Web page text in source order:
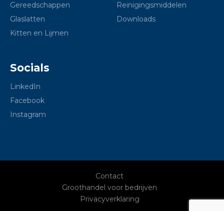
Gereedschappen
Glaslatten
Kitten en Lijmen
Reinigingsmiddelen
Downloads
Socials
LinkedIn
Facebook
Instagram
Contact
Groothandel voor bedrijven
Privacyverklaring